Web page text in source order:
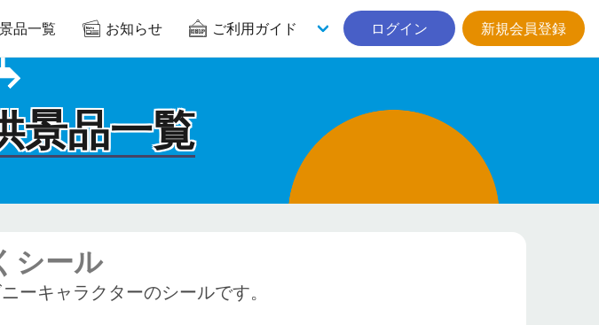
景品一覧 お知らせ ご利用ガイド ログイン 新規会員登録
景品一覧
シール
ーキャラクターのシールです。